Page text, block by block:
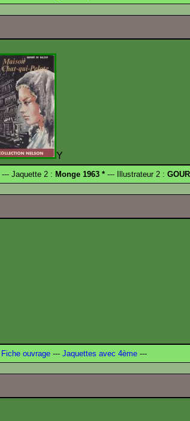
Y
--- Jaquette 2 : Monge 1963 * --- Illustrateur 2 :
Fiche ouvrage --- Jaquettes avec 4ème ---